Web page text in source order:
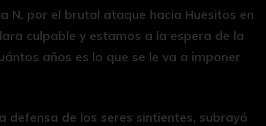
N. por el brutal ataque hacia Huesitos en
culpable y estamos a la espera de la
años es lo que se le va a imponer
defensa de los seres sintientes, subrayó